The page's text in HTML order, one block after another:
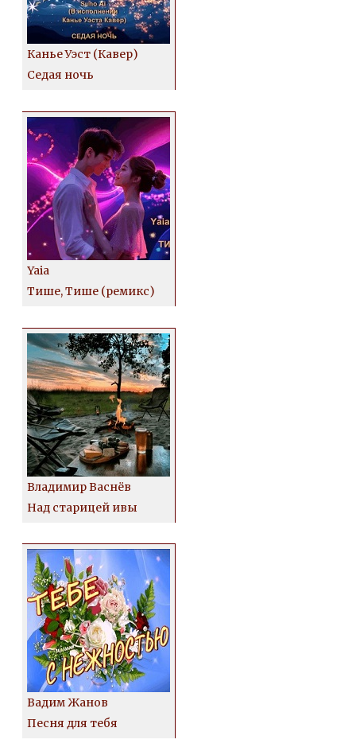
Канье Уэст (Кавер)
Седая ночь
Yaia
Тише, Тише (ремикс)
Владимир Васнёв
Над старицей ивы
Вадим Жанов
Песня для тебя